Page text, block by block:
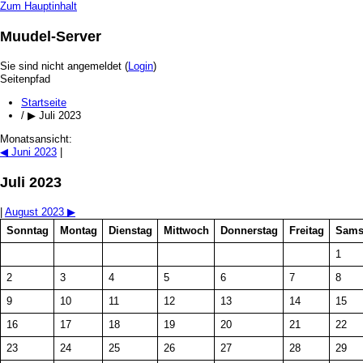
Zum Hauptinhalt
Muudel-Server
Sie sind nicht angemeldet (Login)
Seitenpfad
Startseite
/ ▶ Juli 2023
Monatsansicht:
◀ Juni 2023
Juli 2023
August 2023 ▶
Sonntag
Montag Dienstag Mittwoch Donnerstag Freitag
1
2
3 4 5 6 7
8
9
10 11 12 13 14
15
16
17 18 19 20 21
22
23
24 25 26 27 28 29